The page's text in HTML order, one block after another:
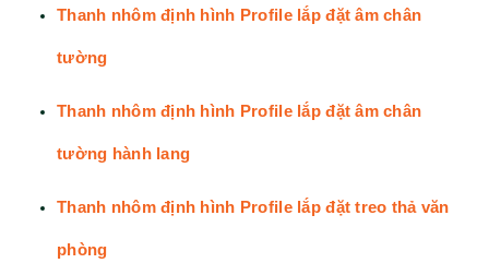
Thanh nhôm định hình Profile lắp đặt âm chân
tường
Thanh nhôm định hình Profile lắp đặt âm chân
tường hành lang
Thanh nhôm định hình Profile lắp đặt treo thả văn
phòng